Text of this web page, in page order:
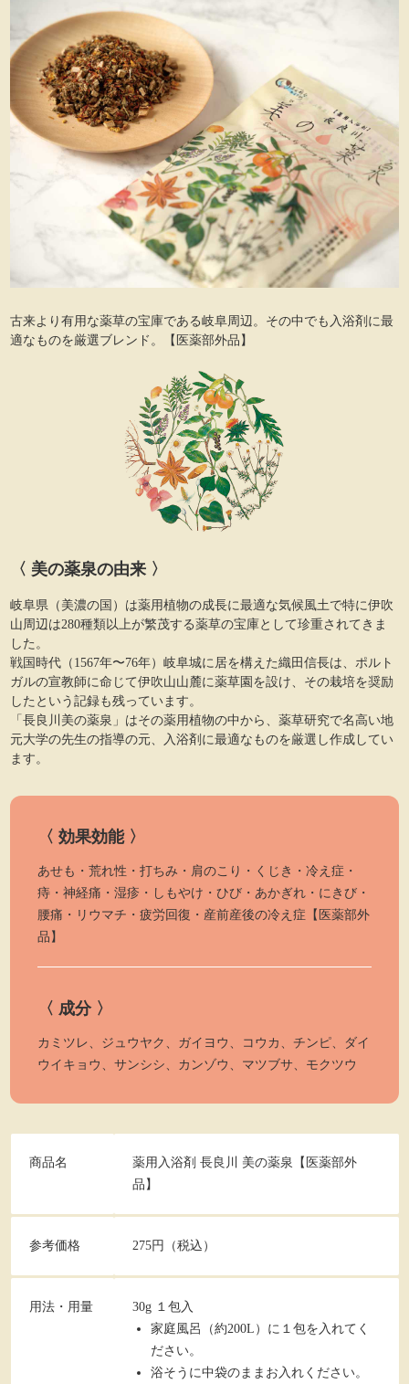
古来より有用な薬草の宝庫である岐阜周辺。その中でも入浴剤に最
適なものを厳選ブレンド。【医薬部外品】
〈 美の薬泉の由来 〉
岐阜県（美濃の国）は薬用植物の成長に最適な気候風土で特に伊吹
山周辺は280種類以上が繁茂する薬草の宝庫として珍重されてきま
した。
戦国時代（1567年〜76年）岐阜城に居を構えた織田信長は、ポルト
ガルの宣教師に命じて伊吹山山麓に薬草園を設け、その栽培を奨励
したという記録も残っています。
「長良川美の薬泉」はその薬用植物の中から、薬草研究で名高い地
元大学の先生の指導の元、入浴剤に最適なものを厳選し作成してい
ます。
〈 効果効能 〉
あせも・荒れ性・打ちみ・肩のこり・くじき・冷え症・
痔・神経痛・湿疹・しもやけ・ひび・あかぎれ・にきび・
腰痛・リウマチ・疲労回復・産前産後の冷え症【医薬部外
品】
〈 成分 〉
カミツレ、ジュウヤク、ガイヨウ、コウカ、チンピ、ダイ
ウイキョウ、サンシシ、カンゾウ、マツブサ、モクツウ
商品名
薬用入浴剤 長良川 美の薬泉【医薬部外
品】
参考価格 275円（税込）
用法・用量
30g １包入
家庭風呂（約200L）に１包を入れてく
ださい。
浴そうに中袋のままお入れください。